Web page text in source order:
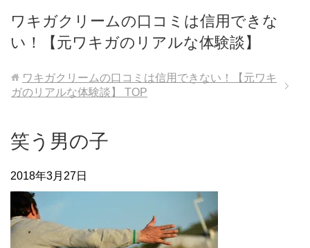
ワキガクリームの口コミは信用できな
い！【元ワキガのリアルな体験談】
ワキガクリームの口コミは信用できない！【元ワキ
ガのリアルな体験談】
TOP
笑う男の子
2018年3月27日